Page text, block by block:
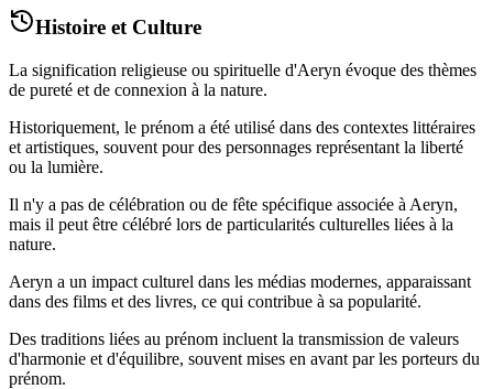
Histoire et Culture
La signification religieuse ou spirituelle d'Aeryn évoque des thèmes
de pureté et de connexion à la nature.
Historiquement, le prénom a été utilisé dans des contextes littéraires
et artistiques, souvent pour des personnages représentant la liberté
ou la lumière.
Il n'y a pas de célébration ou de fête spécifique associée à Aeryn,
mais il peut être célébré lors de particularités culturelles liées à la
nature.
Aeryn a un impact culturel dans les médias modernes, apparaissant
dans des films et des livres, ce qui contribue à sa popularité.
Des traditions liées au prénom incluent la transmission de valeurs
d'harmonie et d'équilibre, souvent mises en avant par les porteurs du
prénom.